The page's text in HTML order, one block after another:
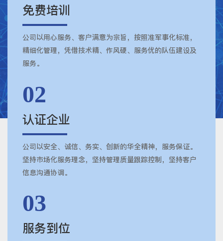
免费培训
公司以用心服务、客户满意为宗旨，按照准军事化标准，
精细化管理，凭借技术精、作风硬、服务优的队伍建设及
服务。
02
认证企业
公司以安全、诚信、务实、创新的华全精神，服务保证。
坚持市场化服务理念，坚持管理质量跟踪控制，坚持客户
信息沟通协调。
03
服务到位